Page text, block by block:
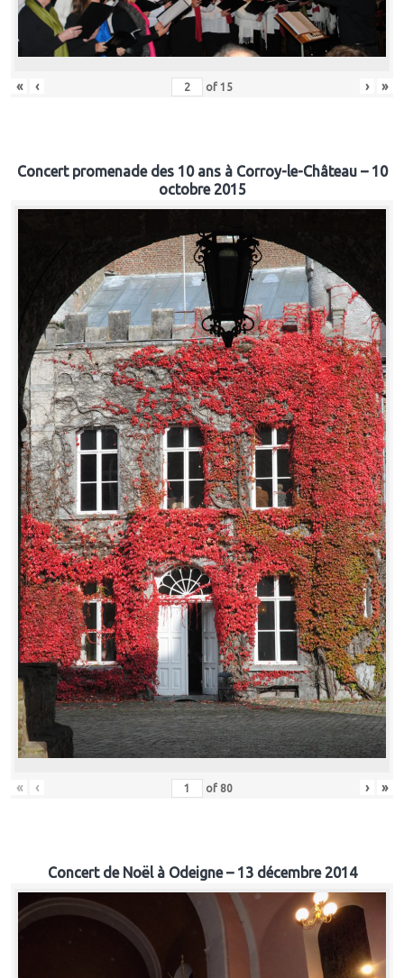
« ‹ of 15 › »
Concert promenade des 10 ans à Corroy-le-Château – 10
octobre 2015
« ‹ of 80 › »
Concert de Noël à Odeigne – 13 décembre 2014